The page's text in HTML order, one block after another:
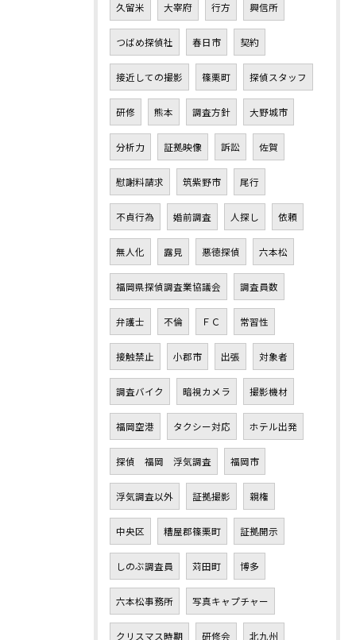
久留米 大宰府 行方 興信所
つばめ探偵社 春日市 契約
接近しての撮影 篠栗町 探偵スタッフ
研修 熊本 調査方針 大野城市
分析力 証拠映像 訴訟 佐賀
慰謝料請求 筑紫野市 尾行
不貞行為 婚前調査 人探し 依頼
無人化 露見 悪徳探偵 六本松
福岡県探偵調査業協議会 調査員数
弁護士 不倫 ＦＣ 常習性
接触禁止 小郡市 出張 対象者
調査バイク 暗視カメラ 撮影機材
福岡空港 タクシー対応 ホテル出発
探偵 福岡 浮気調査 福岡市
浮気調査以外 証拠撮影 親権
中央区 糟屋郡篠栗町 証拠開示
しのぶ調査員 苅田町 博多
六本松事務所 写真キャプチャー
クリスマス時期 研修会 北九州